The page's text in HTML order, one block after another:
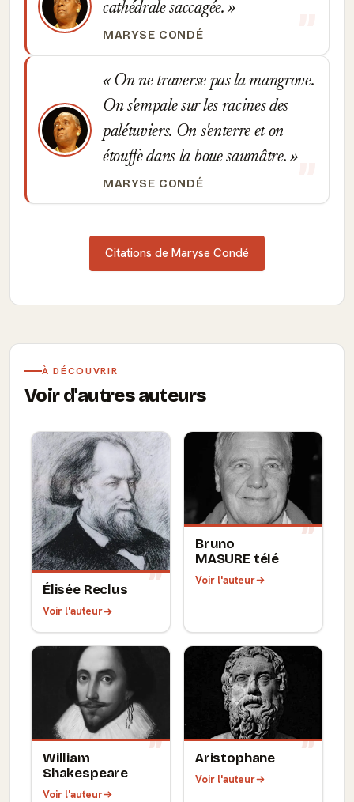
cathédrale saccagée.
MARYSE CONDÉ
On ne traverse pas la mangrove.
On s'empale sur les racines des
palétuviers. On s'enterre et on
étouffe dans la boue saumâtre.
MARYSE CONDÉ
Citations de Maryse Condé
À DÉCOUVRIR
Voir d'autres auteurs
Élisée Reclus
Voir l'auteur
Bruno
MASURE télé
Voir l'auteur
William
Shakespeare
Voir l'auteur
Aristophane
Voir l'auteur